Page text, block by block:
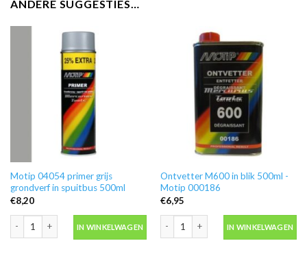
ANDERE SUGGESTIES…
Motip 04054 primer grijs
grondverf in spuitbus 500ml
€8,20
IN WINKELWAGEN
Ontvetter M600 in blik 500ml -
Motip 000186
€6,95
IN WINKELWAGEN